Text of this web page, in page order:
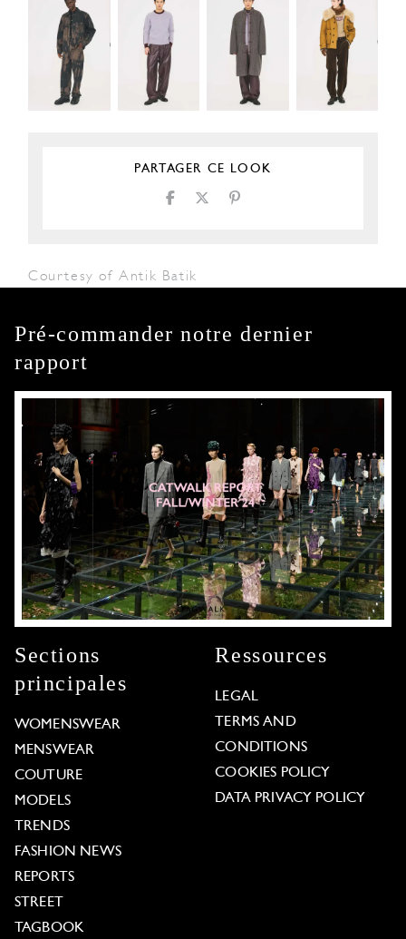
PARTAGER CE LOOK
Courtesy of Antik Batik
Pré-commander notre dernier
rapport
Sections
principales
WOMENSWEAR
MENSWEAR
COUTURE
MODELS
TRENDS
FASHION NEWS
REPORTS
STREET
TAGBOOK
Ressources
LEGAL
TERMS AND
CONDITIONS
COOKIES POLICY
DATA PRIVACY POLICY